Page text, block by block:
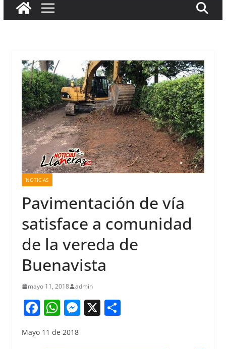
NOTICIAS
Pavimentación de vía
satisface a comunidad
de la vereda de
Buenavista
mayo 11, 2018 admin
F
c
W
at
M X S
Mayo 11 de 2018